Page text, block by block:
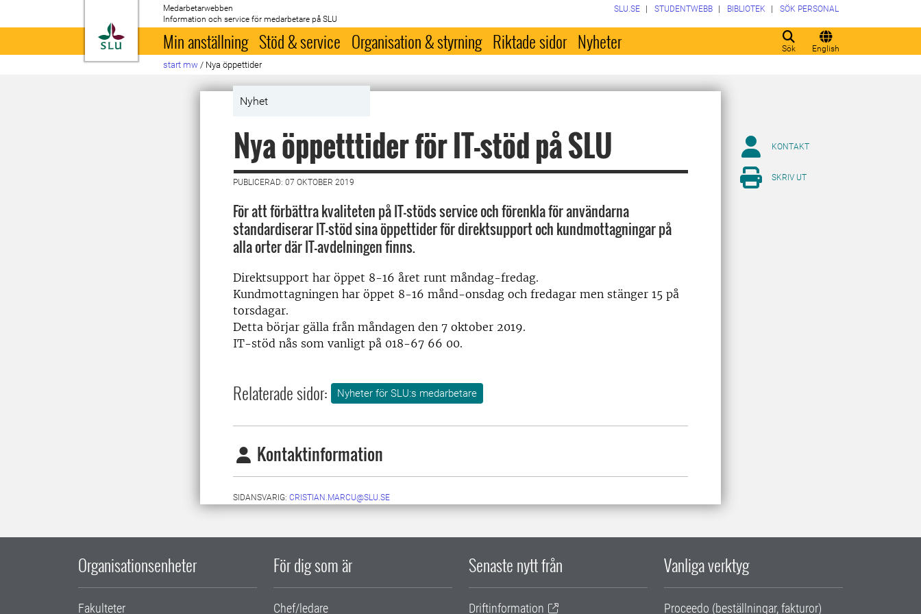
Till startsida
Medarbetarwebben
Information och service för medarbetare på SLU
Sök English
SLU.SE STUDENTWEBB BIBLIOTEK SÖK PERSONAL
Min anställning Stöd & service Organisation & styrning Riktade sidor Nyheter
start mw / Nya öppettider
Nyhet
Nya öppetttider för IT-stöd på SLU
PUBLICERAD: 07 OKTOBER 2019
För att förbättra kvaliteten på IT-stöds service och förenkla för användarna
standardiserar IT-stöd sina öppettider för direktsupport och kundmottagningar på
alla orter där IT-avdelningen finns.
Direktsupport har öppet 8-16 året runt måndag-fredag.
Kundmottagningen har öppet 8-16 månd-onsdag och fredagar men stänger 15 på
torsdagar.
Detta börjar gälla från måndagen den 7 oktober 2019.
IT-stöd nås som vanligt på 018-67 66 00.
Relaterade sidor: Nyheter för SLU:s medarbetare
Kontaktinformation
SIDANSVARIG: CRISTIAN.MARCU@SLU.SE
KONTAKT
SKRIV UT
Organisationsenheter
Fakulteter
För dig som är
Chef/ledare
Senaste nytt från
Driftinformation
Vanliga verktyg
Proceedo (beställningar, fakturor)